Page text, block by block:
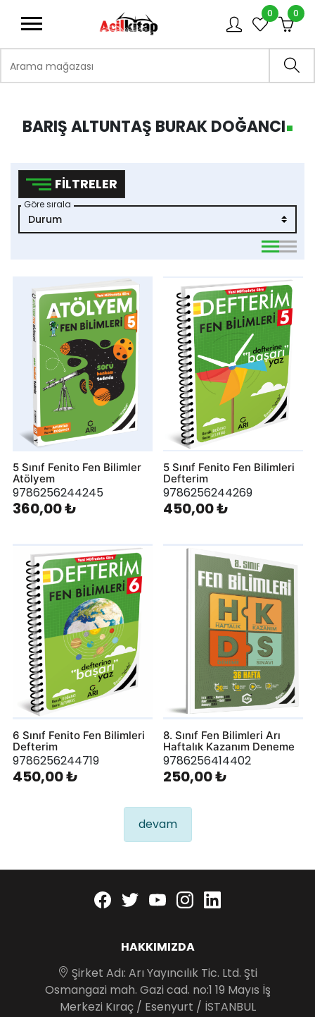
0 0
BARIŞ ALTUNTAŞ BURAK DOĞANCI
FILTRELER
Göre sırala
5 Sınıf Fenito Fen Bilimler
Atölyem
9786256244245
360,00 ₺
5 Sınıf Fenito Fen Bilimleri
Defterim
9786256244269
450,00 ₺
6 Sınıf Fenito Fen Bilimleri
Defterim
9786256244719
450,00 ₺
8. Sınıf Fen Bilimleri Arı
Haftalık Kazanım Deneme
9786256414402
250,00 ₺
devam
Facebook
twitteryoutubeinstagram
HAKKIMIZDA
Şirket Adı: Arı Yayıncılık Tic. Ltd. Şti
Osmangazi mah. Gazi cad. no:1 19 Mayıs İş
Merkezi Kıraç / Esenyurt / İSTANBUL